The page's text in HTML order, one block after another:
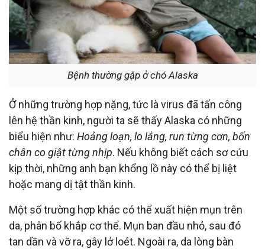
Bệnh thường gặp ở chó Alaska
Ở những trường hợp nặng, tức là virus đã tấn công
lên hệ thần kinh, người ta sẽ thấy Alaska có những
biểu hiện như: Hoảng loạn, lo lắng, run từng cơn, bốn
chân co giật từng nhịp. Nếu không biết cách sơ cứu
kịp thời, những anh bạn khổng lồ này có thể bị liệt
hoặc mang dị tật thần kinh.
Một số trường hợp khác có thể xuất hiện mụn trên
da, phân bố khắp cơ thể. Mụn ban đầu nhỏ, sau đó
tan dần và vỡ ra, gây lở loét. Ngoài ra, da lòng bàn